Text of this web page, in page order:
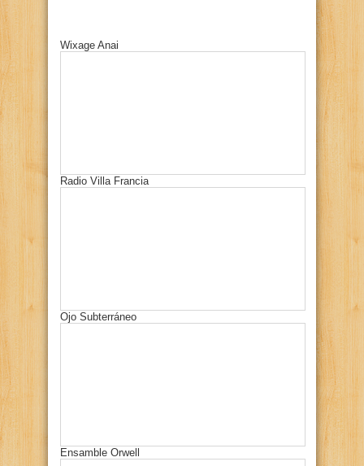
Wixage Anai
Radio Villa Francia
Ojo Subterráneo
Ensamble Orwell